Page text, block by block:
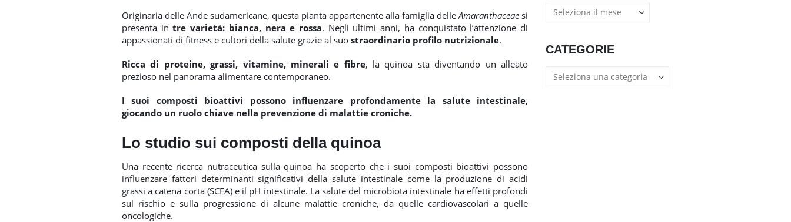
Originaria delle Ande sudamericane, questa pianta appartenente alla famiglia delleAmaranthaceae si
presenta intre varietà: bianca, nera e rossa. Negli ultimi anni, ha conquistato l’attenzione di
appassionati di fitness e cultori della salute grazie al suo straordinario profilo nutrizionale.
Ricca di proteine, grassi, vitamine, minerali e fibre, la quinoa sta diventando un alleato
prezioso nel panorama alimentare contemporaneo.
I suoi composti bioattivi possono influenzare profondamente la salute intestinale,
giocando un ruolo chiave nella prevenzione di malattie croniche.
Lo studio sui composti della quinoa
Una recente ricerca nutraceutica sulla quinoa ha scoperto che i suoi composti bioattivi possono
influenzare fattori determinanti significativi della salute intestinale come la produzione di acidi
grassi a catena corta (SCFA) e il pH intestinale. La salute del microbiota intestinale ha effetti profondi
sul rischio e sulla progressione di alcune malattie croniche, da quelle cardiovascolari a quelle
oncologiche.
Archivi
CATEGORIE
Categorie